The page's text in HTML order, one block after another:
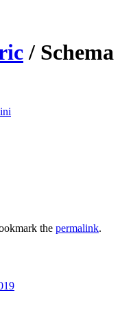
/ Schema
the permalink.